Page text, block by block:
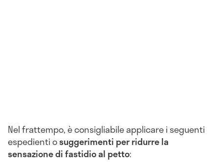
Nel frattempo, è consigliabile applicare i seguenti
espedienti osuggerimenti per ridurre la
sensazione di fastidio al petto: